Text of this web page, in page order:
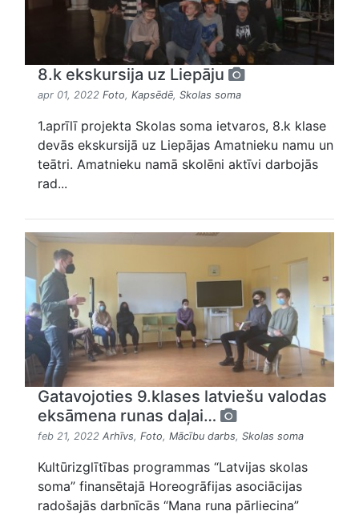
8.k ekskursija uz Liepāju
apr 01, 2022 Foto, Kapsēdē, Skolas soma
1.aprīlī projekta Skolas soma ietvaros, 8.k klase
devās ekskursijā uz Liepājas Amatnieku namu un
teātri. Amatnieku namā skolēni aktīvi darbojās
rad...
Gatavojoties 9.klases latviešu valodas
eksāmena runas daļai…
feb 21, 2022 Arhīvs, Foto, Mācību darbs, Skolas soma
Kultūrizglītības programmas “Latvijas skolas
soma” finansētajā Horeogrāfijas asociācijas
radošajās darbnīcās “Mana runa pārliecina”